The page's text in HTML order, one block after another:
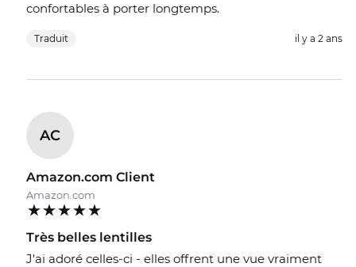
confortables à porter longtemps.
Traduit il y a 2 ans
AC
Amazon.com Client
Amazon.com
Très belles lentilles
J'ai adoré celles-ci - elles offrent une vue vraiment